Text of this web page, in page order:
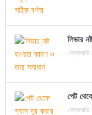
লিভার
পেট